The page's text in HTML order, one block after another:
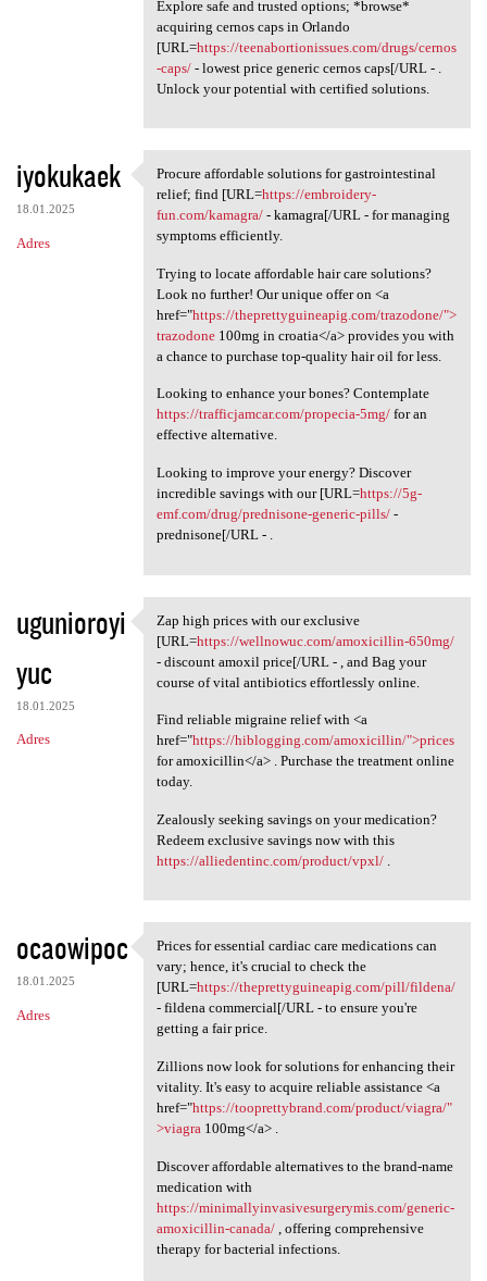
Explore safe and trusted options; *browse*
acquiring cernos caps in Orlando
[URL=https://teenabortionissues.com/drugs/cernos
-caps/- lowest price generic cernos caps[/URL - .
Unlock your potential with certified solutions.
iyokukaek
18.01.2025
Adres
Procure affordable solutions
Procure affordable solutions for gastrointestinal
relief; find [URL=https://embroidery-
fun.com/kamagra/- kamagra[/URL - for managing
symptoms efficiently.
Trying to locate affordable hair care solutions?
Look no further! Our unique offer on <a
href="https://theprettyguineapig.com/trazodone/">
trazodone100mg in croatia</a> provides you with
a chance to purchase top-quality hair oil for less.
Looking to enhance your bones? Contemplate
https://trafficjamcar.com/propecia-5mg/for an
effective alternative.
Looking to improve your energy? Discover
incredible savings with our [URL=https://5g-
emf.com/drug/prednisone-generic-pills/-
prednisone[/URL - .
ugunioroyi
yuc
18.01.2025
Adres
Zap high prices with our
Zap high prices with our exclusive
[URL=https://wellnowuc.com/amoxicillin-650mg/
- discount amoxil price[/URL - , and Bag your
course of vital antibiotics effortlessly online.
Find reliable migraine relief with <a
href="https://hiblogging.com/amoxicillin/">prices
for amoxicillin</a> . Purchase the treatment online
today.
Zealously seeking savings on your medication?
Redeem exclusive savings now with this
https://alliedentinc.com/product/vpxl/.
ocaowipoc
18.01.2025
Adres
Prices for essential cardiac
Prices for essential cardiac care medications can
vary; hence, it's crucial to check the
[URL=https://theprettyguineapig.com/pill/fildena/
- fildena commercial[/URL - to ensure you're
getting a fair price.
Zillions now look for solutions for enhancing their
vitality. It's easy to acquire reliable assistance <a
href="https://tooprettybrand.com/product/viagra/"
>viagra100mg</a> .
Discover affordable alternatives to the brand-name
medication with
https://minimallyinvasivesurgerymis.com/generic-
amoxicillin-canada/, offering comprehensive
therapy for bacterial infections.